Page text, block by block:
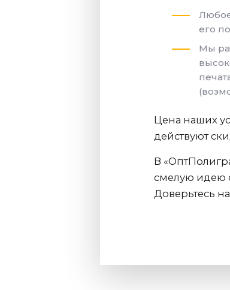
его
Мы
Цена наших
действуют
В
смелую идею
Доверьтесь